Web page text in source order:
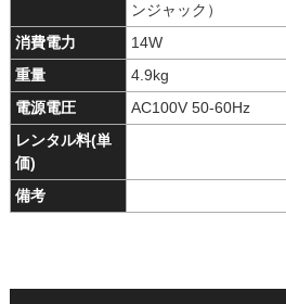
ンジャック）
消費電力
14W
重量
4.9kg
電源電圧
AC100V 50-60Hz
レンタル料(単
価)
備考